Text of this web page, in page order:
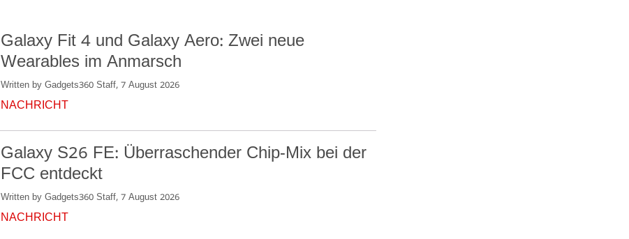
Galaxy Fit 4 und Galaxy Aero: Zwei neue
Wearables im Anmarsch
Written by Gadgets360 Staff, 7 August 2026
NACHRICHT
Galaxy S26 FE: Überraschender Chip-Mix bei der
FCC entdeckt
Written by Gadgets360 Staff, 7 August 2026
NACHRICHT